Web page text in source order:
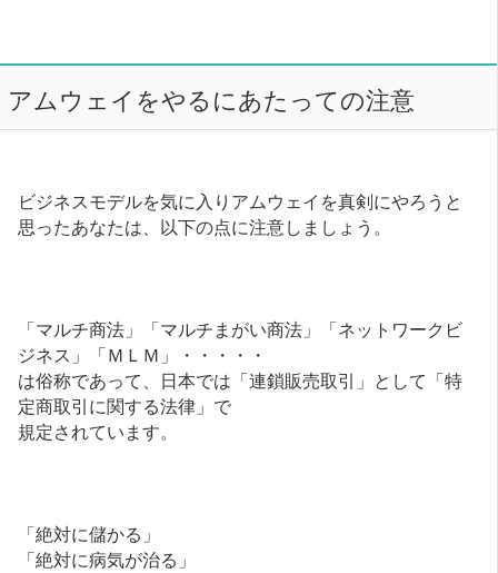
アムウェイをやるにあたっての注意
ビジネスモデルを気に入りアムウェイを真剣にやろうと
思ったあなたは、以下の点に注意しましょう。
「マルチ商法」「マルチまがい商法」「ネットワークビ
ジネス」「ＭＬＭ」・・・・・
は俗称であって、日本では「連鎖販売取引」として「特
定商取引に関する法律」で
規定されています。
「絶対に儲かる」
「絶対に病気が治る」